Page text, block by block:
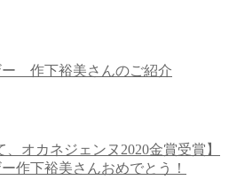
ー 作下裕美さんのご紹介
、オカネジェンヌ2020金賞受賞】
作下裕美さんおめでとう！